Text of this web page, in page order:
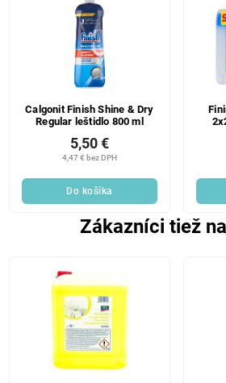
Calgonit Finish Shine & Dry
Regular leštidlo 800 ml
4,47 € bez DPH
5,50 €
Do košíka
Zákazníci tiež